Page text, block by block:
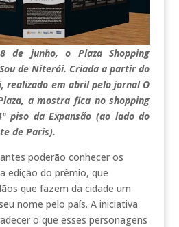
de junho, o Plaza Shopping
de Niterói. Criada a partir do
realizado em abril pelo jornal O
a mostra fica no shopping
piso da Expansão (ao lado do
de Paris).
poderão conhecer os
edição do prêmio, que
que fazem da cidade um
nome pelo país. A iniciativa
o que esses personagens